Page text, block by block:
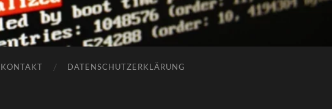
KONTAKT DATENSCHUTZERKLÄRUNG